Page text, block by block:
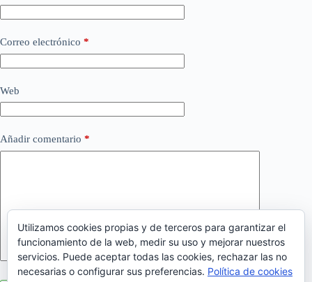
Correo electrónico *
Web
Añadir comentario *
Utilizamos cookies propias y de terceros para garantizar el
funcionamiento de la web, medir su uso y mejorar nuestros
servicios. Puede aceptar todas las cookies, rechazar las no
necesarias o configurar sus preferencias. Política de cookies